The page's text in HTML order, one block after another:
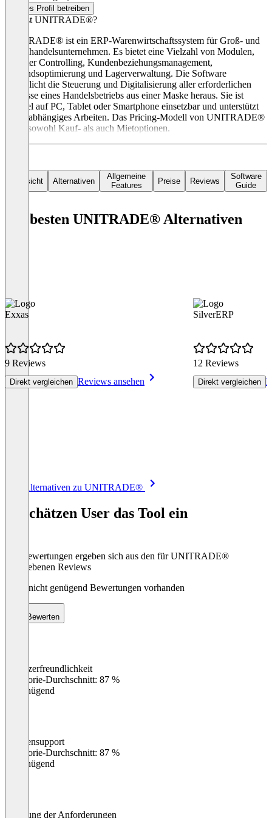
Dieses Profil betreiben
Was ist UNITRADE®?
UNITRADE® ist ein ERP-Warenwirtschaftssystem für Groß- und
Einzelhandelsunternehmen. Es bietet eine Vielzahl von Modulen,
darunter Controlling, Kundenbeziehungsmanagement,
Bestandsoptimierung und Lagerverwaltung. Die Software
ermöglicht die Steuerung und Digitalisierung aller erforderlichen
Prozesse eines Handelsbetriebs aus einer Maske heraus. Sie ist
flexibel auf PC, Tablet oder Smartphone einsetzbar und unterstützt
ortsunabhängiges Arbeiten. Das Pricing-Modell von UNITRADE®
bietet sowohl Kauf- als auch Mietoptionen.
Übersicht Alternativen
Allgemeine
Features
Preise Reviews
Software
Guide
Die besten UNITRADE® Alternativen
Exxas
9 Reviews
Direkt vergleichen Reviews ansehen
SilverERP
12 Reviews
Direkt vergleichen
Alle Alternativen zu UNITRADE®
So schätzen User das Tool ein
Die Bewertungen ergeben sich aus den für UNITRADE®
abgegebenen Reviews
Noch nicht genügend Bewertungen vorhanden
Bewerten
Benutzerfreundlichkeit
Kategorie-Durchschnitt: 87 %
Ungenügend
Kundensupport
Kategorie-Durchschnitt: 87 %
Ungenügend
Erfüllung der Anforderungen